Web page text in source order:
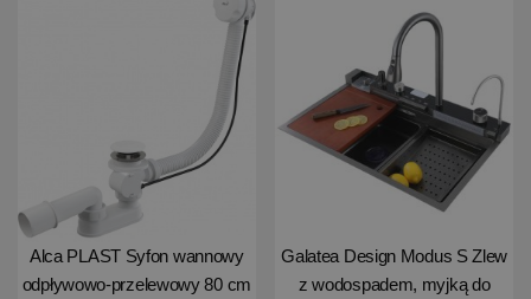
Alca PLAST Syfon wannowy
odpływowo-przelewowy 80 cm
Galatea Design Modus S Zlew
z wodospadem, myjką do